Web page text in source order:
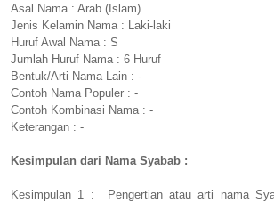
Asal Nama : Arab (Islam)
Jenis Kelamin Nama : Laki-laki
Huruf Awal Nama : S
Jumlah Huruf Nama : 6 Huruf
Bentuk/Arti Nama Lain : -
Contoh Nama Populer : -
Contoh Kombinasi Nama : -
Keterangan : -
Kesimpulan dari Nama Syabab :
Kesimpulan 1 : Pengertian atau arti nama